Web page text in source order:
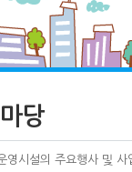
당
영시설의 주요행사 및 사